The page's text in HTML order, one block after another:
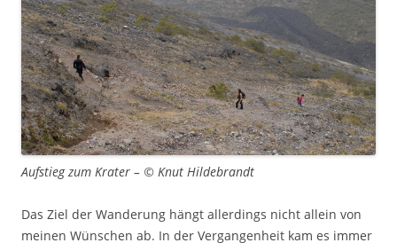
Aufstieg zum Krater – © Knut Hildebrandt
Das Ziel der Wanderung hängt allerdings nicht allein von
meinen Wünschen ab. In der Vergangenheit kam es immer